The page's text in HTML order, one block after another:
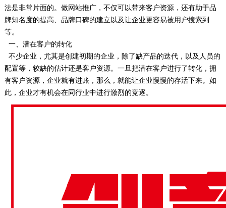
法是非常片面的。做网站推广，不仅可以带来客户资源，还有助于品
牌知名度的提高、品牌口碑的建立以及让企业更容易被用户搜索到
等。
一、潜在客户的转化
不少企业，尤其是创建初期的企业，除了缺产品的迭代，以及人员的
配置等，较缺的估计还是客户资源。一旦把潜在客户进行了转化，拥
有客户资源，企业就有进账，那么，就能让企业慢慢的存活下来。如
此，企业才有机会在同行业中进行激烈的竞逐。